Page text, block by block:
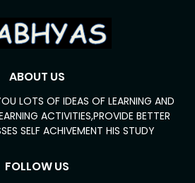
ABOUT US
LOTS OF IDEAS OF LEARNING AND
ACTIVITIES,PROVIDE BETTER
SELF ACHIVEMENT HIS STUDY
FOLLOW US